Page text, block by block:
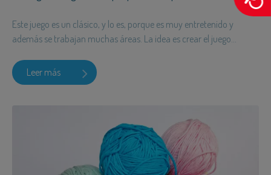
Este juego es un clásico, y lo es, porque es muy entretenido y
además se trabajan muchas áreas. La idea es crear el juego...
Leer más